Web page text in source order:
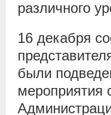
различного
16 декабря
были
мероприятия